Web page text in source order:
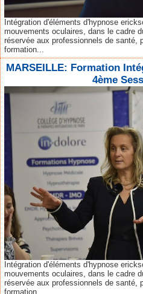
Intégration d'éléments d'hypnose
mouvements oculaires, dans le cadre
réservée aux professionnels de santé,
formation...
MARSEILLE: Formation
4ème
Intégration d'éléments d'hypnose
mouvements oculaires, dans le cadre
réservée aux professionnels de santé,
formation...